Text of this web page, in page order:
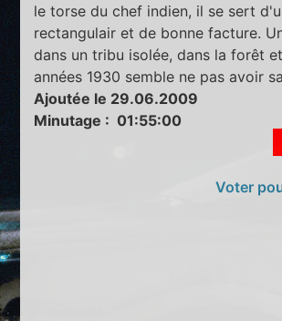
le torse du chef indien, il se sert
rectangulair et de bonne facture.
dans un tribu isolée, dans la forêt
années 1930 semble ne pas avoir
Ajoutée le 29.06.2009
Minutage : 01:55:00
Voter